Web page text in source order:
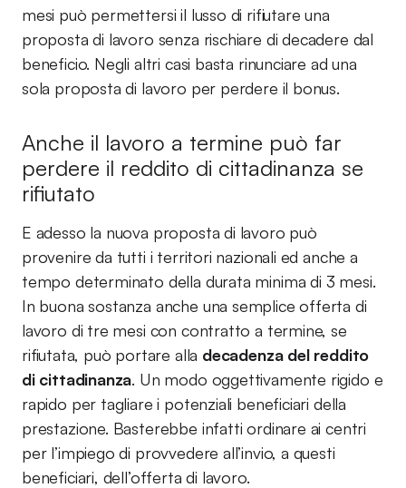
mesi può permettersi il lusso di rifiutare una
proposta di lavoro senza rischiare di decadere dal
beneficio. Negli altri casi basta rinunciare ad una
sola proposta di lavoro per perdere il bonus.
Anche il lavoro a termine può far
perdere il reddito di cittadinanza se
rifiutato
E adesso la nuova proposta di lavoro può
provenire da tutti i territori nazionali ed anche a
tempo determinato della durata minima di 3 mesi.
In buona sostanza anche una semplice offerta di
lavoro di tre mesi con contratto a termine, se
rifiutata, può portare alla decadenza del reddito
di cittadinanza. Un modo oggettivamente rigido e
rapido per tagliare i potenziali beneficiari della
prestazione. Basterebbe infatti ordinare ai centri
per l’impiego di provvedere all’invio, a questi
beneficiari, dell’offerta di lavoro.